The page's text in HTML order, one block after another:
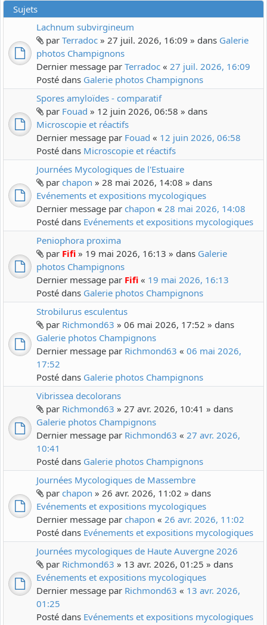
Sujets
Lachnum subvirgineum
par Terradoc » 27 juil. 2026, 16:09 » dans Galerie
photos Champignons
Dernier message par Terradoc « 27 juil. 2026, 16:09
Posté dans Galerie photos Champignons
Spores amyloïdes - comparatif
par Fouad » 12 juin 2026, 06:58 » dans
Microscopie et réactifs
Dernier message par Fouad « 12 juin 2026, 06:58
Posté dans Microscopie et réactifs
Journées Mycologiques de l'Estuaire
par chapon » 28 mai 2026, 14:08 » dans
Evénements et expositions mycologiques
Dernier message par chapon « 28 mai 2026, 14:08
Posté dans Evénements et expositions mycologiques
Peniophora proxima
par Fifi » 19 mai 2026, 16:13 » dans Galerie
photos Champignons
Dernier message par Fifi « 19 mai 2026, 16:13
Posté dans Galerie photos Champignons
Strobilurus esculentus
par Richmond63 » 06 mai 2026, 17:52 » dans
Galerie photos Champignons
Dernier message par Richmond63 « 06 mai 2026,
17:52
Posté dans Galerie photos Champignons
Vibrissea decolorans
par Richmond63 » 27 avr. 2026, 10:41 » dans
Galerie photos Champignons
Dernier message par Richmond63 « 27 avr. 2026,
10:41
Posté dans Galerie photos Champignons
Journées Mycologiques de Massembre
par chapon » 26 avr. 2026, 11:02 » dans
Evénements et expositions mycologiques
Dernier message par chapon « 26 avr. 2026, 11:02
Posté dans Evénements et expositions mycologiques
Journées mycologiques de Haute Auvergne 2026
par Richmond63 » 13 avr. 2026, 01:25 » dans
Evénements et expositions mycologiques
Dernier message par Richmond63 « 13 avr. 2026,
01:25
Posté dans Evénements et expositions mycologiques